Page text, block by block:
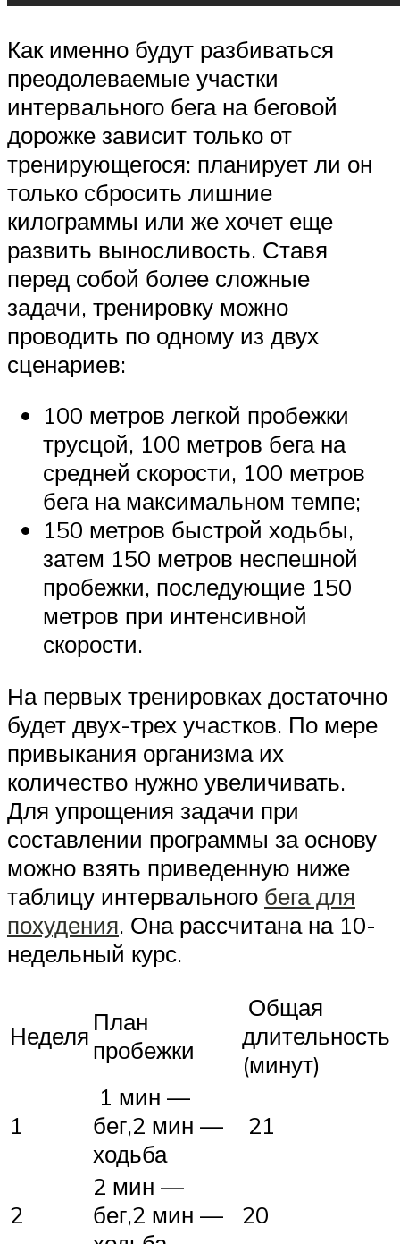
Как именно будут разбиваться
преодолеваемые участки
интервального бега на беговой
дорожке зависит только от
тренирующегося: планирует ли он
только сбросить лишние
килограммы или же хочет еще
развить выносливость. Ставя
перед собой более сложные
задачи, тренировку можно
проводить по одному из двух
сценариев:
100 метров легкой пробежки
трусцой, 100 метров бега на
средней скорости, 100 метров
бега на максимальном темпе;
150 метров быстрой ходьбы,
затем 150 метров неспешной
пробежки, последующие 150
метров при интенсивной
скорости.
На первых тренировках достаточно
будет двух-трех участков. По мере
привыкания организма их
количество нужно увеличивать.
Для упрощения задачи при
составлении программы за основу
можно взять приведенную ниже
таблицу интервального бега для
похудения. Она рассчитана на 10-
недельный курс.
Неделя План
пробежки
Общая
длительность
(минут)
1
1 мин —
бег,2 мин —
ходьба
21
2
2 мин —
бег,2 мин —
20